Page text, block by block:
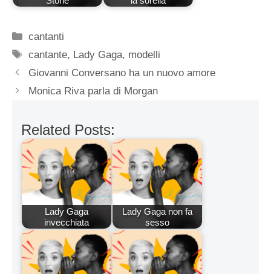
Categorie
cantanti
Tag
cantante, Lady Gaga, modelli
Giovanni Conversano ha un nuovo amore
Monica Riva parla di Morgan
Related Posts:
Lady Gaga
invecchiata
Lady Gaga non fa
sesso